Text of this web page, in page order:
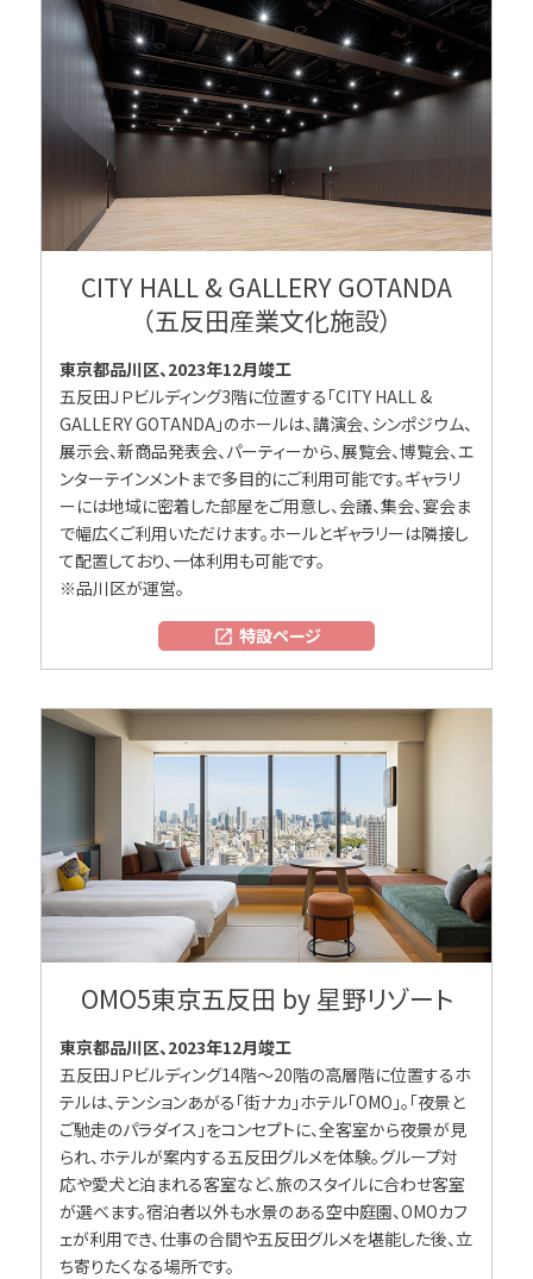
CITY HALL & GALLERY GOTANDA
（五反田産業文化施設）
東京都品川区、2023年12月竣工
五反田ＪＰビルディング3階に位置する「CITY HALL &
GALLERY GOTANDA」のホールは、講演会、シンポジウム、
展示会、新商品発表会、パーティーから、展覧会、博覧会、エ
ンターテインメントまで多目的にご利用可能です。ギャラリ
ーには地域に密着した部屋をご用意し、会議、集会、宴会ま
で幅広くご利用いただけます。ホールとギャラリーは隣接し
て配置しており、一体利用も可能です。
※品川区が運営。
open_in_new 特設ページ
OMO5東京五反⽥ by 星野リゾート
東京都品川区、2023年12月竣工
五反田ＪＰビルディング14階～20階の高層階に位置するホ
テルは、テンションあがる「街ナカ」ホテル「OMO」。「夜景と
ご馳走のパラダイス」をコンセプトに、全客室から夜景が見
られ、ホテルが案内する五反田グルメを体験。グループ対
応や愛犬と泊まれる客室など、旅のスタイルに合わせ客室
が選べます。宿泊者以外も水景のある空中庭園、OMOカフ
ェが利用でき、仕事の合間や五反田グルメを堪能した後、立
ち寄りたくなる場所です。